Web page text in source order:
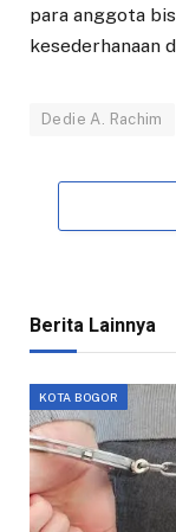
para anggota
kesederhanaan
Dedie A. Rachim
Berita Lainnya
KOTA BOGOR